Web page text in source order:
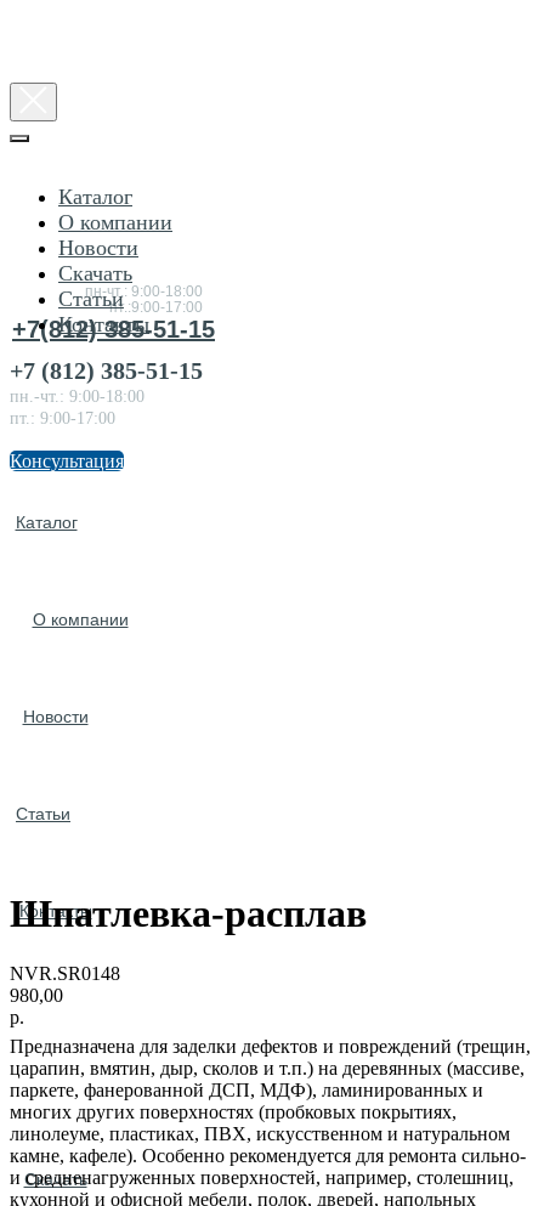
Консультация
по товарам
пн-чт.: 9:00-18:00
пт.:9:00-17:00
+7(812) 385-51-15
Каталог
О компании
Новости
Статьи
Контакты
Скачать
Каталог
О компании
Новости
Скачать
Статьи
Контакты
+7 (812) 385-51-15
пн.-чт.: 9:00-18:00
пт.: 9:00-17:00
Консультация
Шпатлевка-расплав
NVR.SR0148
980,00
р.
Предназначена для заделки дефектов и повреждений (трещин,
царапин, вмятин, дыр, сколов и т.п.) на деревянных (массиве,
паркете, фанерованной ДСП, МДФ), ламинированных и
многих других поверхностях (пробковых покрытиях,
линолеуме, пластиках, ПВХ, искусственном и натуральном
камне, кафеле). Особенно рекомендуется для ремонта сильно‐
и средненагруженных поверхностей, например, столешниц,
кухонной и офисной мебели, полок, дверей, напольных